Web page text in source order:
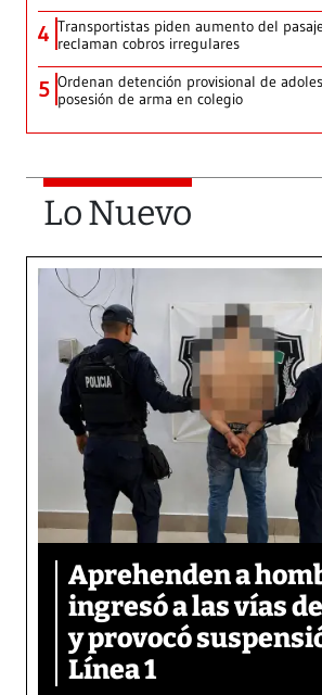
4 Transportistas piden aumento del
reclaman cobros irregulares
5 Ordenan detención provisional de
posesión de arma en colegio
Lo Nuevo
Aprehenden a
ingresó a las vías
y provocó
Línea 1